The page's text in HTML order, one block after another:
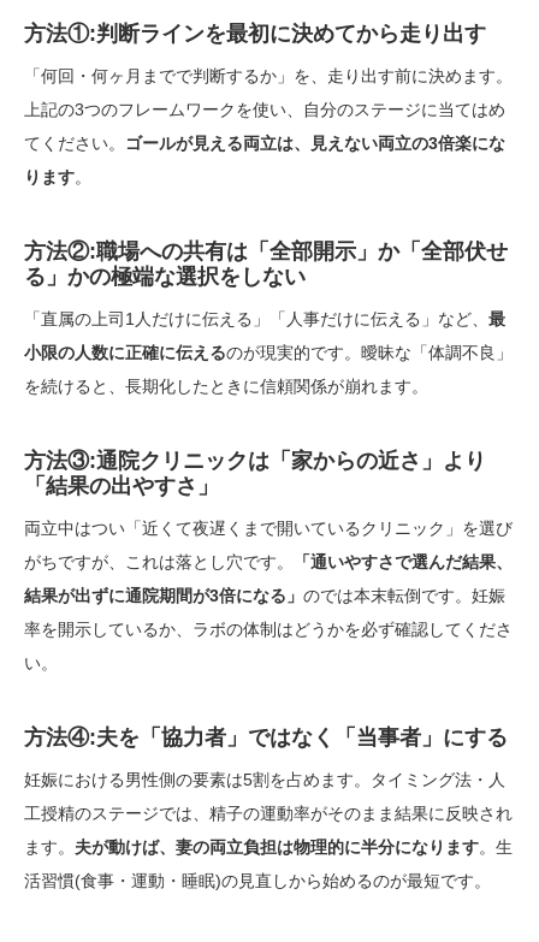
方法①:判断ラインを最初に決めてから走り出す
「何回・何ヶ月までで判断するか」を、走り出す前に決めます。
上記の3つのフレームワークを使い、自分のステージに当てはめ
てください。
ゴールが見える両立は、見えない両立の3倍楽にな
ります。
方法②:職場への共有は「全部開示」か「全部伏せ
る」かの極端な選択をしない
「直属の上司1人だけに伝える」「人事だけに伝える」など、 最
小限の人数に正確に伝えるのが現実的です。曖昧な「体調不良」
を続けると、長期化したときに信頼関係が崩れます。
方法③:通院クリニックは「家からの近さ」より
「結果の出やすさ」
両立中はつい「近くて夜遅くまで開いているクリニック」を選び
がちですが、これは落とし穴です。
「通いやすさで選んだ結果、
結果が出ずに通院期間が3倍になる」 のでは本末転倒です。妊娠
率を開示しているか、ラボの体制はどうかを必ず確認してくださ
い。
方法④:夫を「協力者」ではなく「当事者」にする
妊娠における男性側の要素は5割を占めます。タイミング法・人
工授精のステージでは、精子の運動率がそのまま結果に反映され
ます。 夫が動けば、妻の両立負担は物理的に半分になります。生
活習慣(食事・運動・睡眠)の見直しから始めるのが最短です。